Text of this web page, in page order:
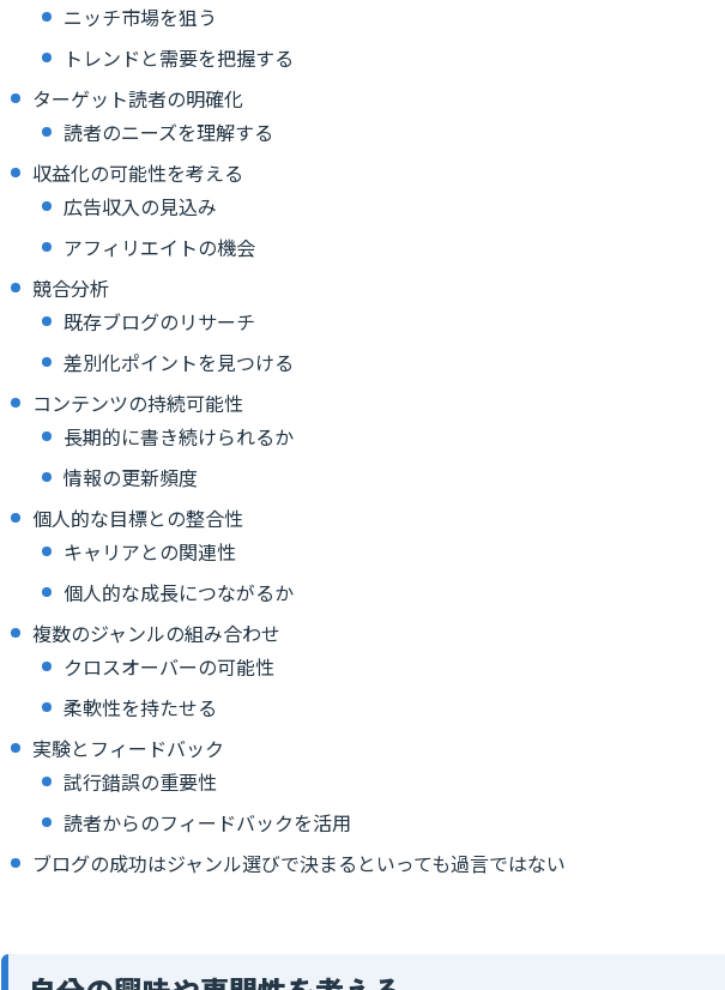
ニッチ市場を狙う
トレンドと需要を把握する
ターゲット読者の明確化
読者のニーズを理解する
収益化の可能性を考える
広告収入の見込み
アフィリエイトの機会
競合分析
既存ブログのリサーチ
差別化ポイントを見つける
コンテンツの持続可能性
長期的に書き続けられるか
情報の更新頻度
個人的な目標との整合性
キャリアとの関連性
個人的な成長につながるか
複数のジャンルの組み合わせ
クロスオーバーの可能性
柔軟性を持たせる
実験とフィードバック
試行錯誤の重要性
読者からのフィードバックを活用
ブログの成功はジャンル選びで決まるといっても過言ではない